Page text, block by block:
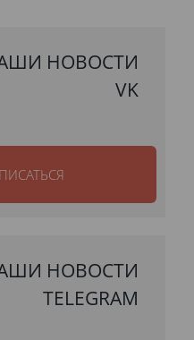
НОВОСТИ
VK
НОВОСТИ
TELEGRAM